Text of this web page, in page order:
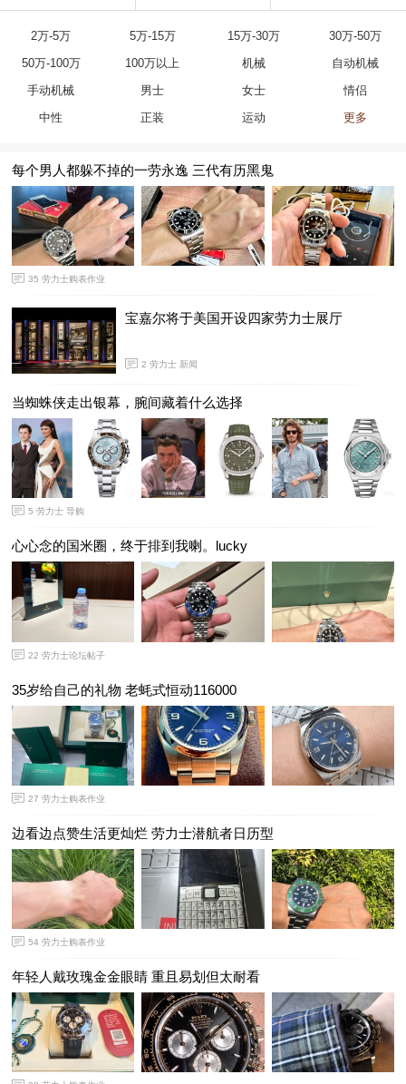
劳力士宇宙计型迪通拿系列
m126500LN-0001
¥135500
劳力士星期日历型系列
m228238-0004
¥443800
劳力士日志型系列
m126333-0024
¥142700
2万-5万 5万-15万 15万-30万
30万-50万
50万-100万
100万以上 机械
自动机械
手动机械
男士 女士
情侣
中性
正装 运动 更多
每个男人都躲不掉的一劳永逸 三代有历黑鬼
35 劳力士购表作业
宝嘉尔将于美国开设四家劳力士展厅
2 劳力士 新闻
当蜘蛛侠走出银幕，腕间藏着什么选择
5 劳力士 导购
心心念的国米圈，终于排到我喇。lucky
22 劳力士论坛帖子
35岁给自己的礼物 老蚝式恒动116000
27 劳力士购表作业
边看边点赞生活更灿烂 劳力士潜航者日历型
54 劳力士购表作业
年轻人戴玫瑰金金眼睛 重且易划但太耐看